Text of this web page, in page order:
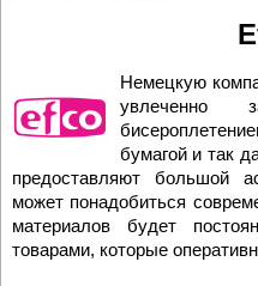
Немецкую
увлеченно
бумагой и так
предоставляют большой
может понадобиться
материалов будет
товарами, которые